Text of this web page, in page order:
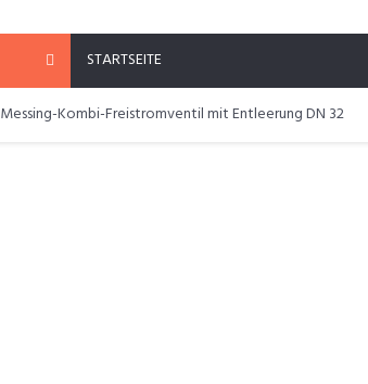
STARTSEITE
Messing-Kombi-Freistromventil mit Entleerung DN 32